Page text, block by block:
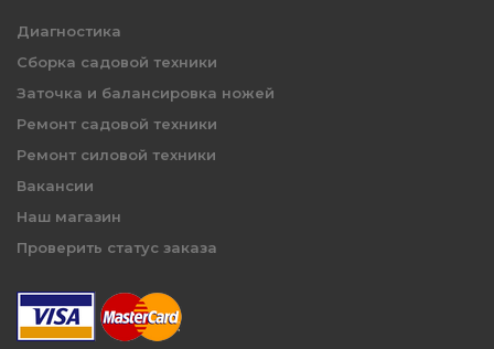
Диагностика
Сборка садовой техники
Заточка и балансировка ножей
Ремонт садовой техники
Ремонт силовой техники
Вакансии
Наш магазин
Проверить статус заказа